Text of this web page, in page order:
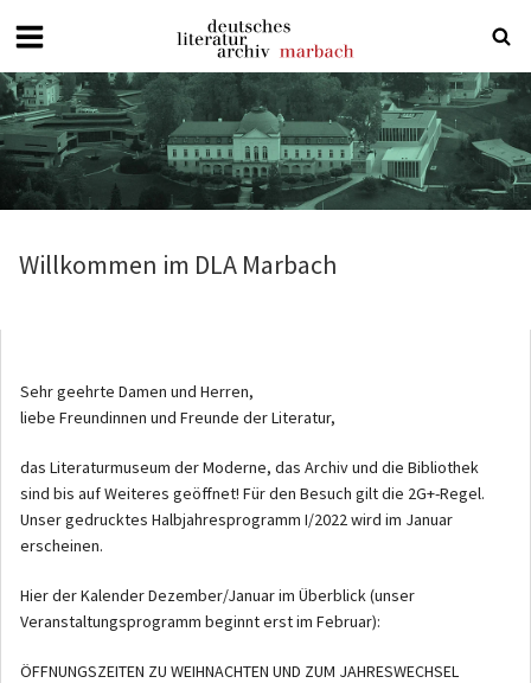
Deutsches
Literaturarchiv
Marbach
Willkommen im DLA Marbach
Sehr geehrte Damen und Herren,
liebe Freundinnen und Freunde der Literatur,
das Literaturmuseum der Moderne, das Archiv und die Bibliothek
sind bis auf Weiteres geöffnet! Für den Besuch gilt die 2G+-Regel.
Unser gedrucktes Halbjahresprogramm I/2022 wird im Januar
erscheinen.
Hier der Kalender Dezember/Januar im Überblick (unser
Veranstaltungsprogramm beginnt erst im Februar):
ÖFFNUNGSZEITEN ZU WEIHNACHTEN UND ZUM JAHRESWECHSEL